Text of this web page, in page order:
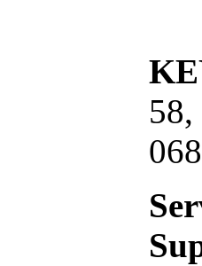
58,